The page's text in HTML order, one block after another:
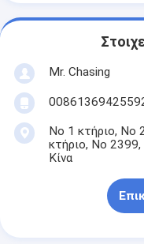
Mr. Chasing
Νο 1 κτήριο, Νο
κτήριο, Νο 2399,
Κίνα